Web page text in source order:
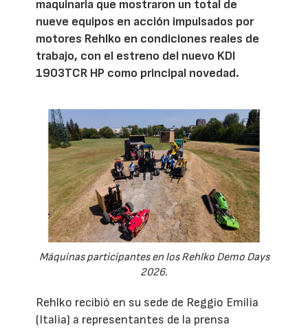
maquinaria que mostraron un total de
nueve equipos en acción impulsados por
motores Rehlko en condiciones reales de
trabajo, con el estreno del nuevo KDI
1903TCR HP como principal novedad.
Máquinas participantes en los Rehlko Demo Days
2026.
Rehlko recibió en su sede de Reggio Emilia
(Italia) a representantes de la prensa